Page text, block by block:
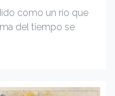
como un río que
del tiempo se